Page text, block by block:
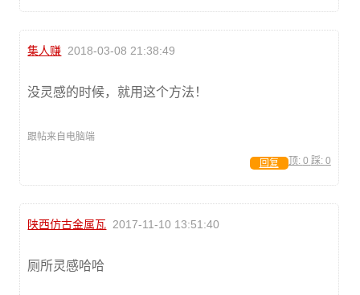
集人赚 2018-03-08 21:38:49
没灵感的时候，就用这个方法！
跟帖来自电脑端
顶: 0 踩: 0
回复
陕西仿古金属瓦 2017-11-10 13:51:40
厕所灵感哈哈